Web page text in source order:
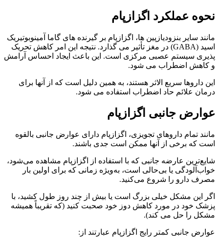
نحوه عملکرد اگزازپام
مانند سایر بنزودیازپین ها، اگزازپام بر گیرنده های گاما آمینوبوتیریک
اسید (GABA) در مغز تأثیر می گذارد. نتیجه این امر کاهش تحریک
پذیری سیستم عصبی مرکزی است. این باعث ایجاد احساس آرامش
و کاهش اضطراب می شود.
این داروها سریع الاثر هستند، به همین دلیل است که از آنها برای
درمان علائم حاد اضطراب استفاده می شود.
عوارض جانبی اگزازپام
مانند تمام داروهای تجویزی، اگزازپام دارای عوارض جانبی بالقوه
است که برخی از آنها ممکن است جدی باشند.
شایع‌ترین عارضه جانبی که با استفاده از اگزازپام مشاهده می‌شود،
خواب‌آلودگی یا بی‌حالی است، به‌ویژه زمانی که برای اولین بار
مصرف دارو را شروع می‌کنید.
اگر این مشکل خیلی بزرگ است یا بیش از چند روز طول کشید، با
پزشک خود در مورد کاهش دوز خود صحبت کنید (که تقریباً همیشه
مشکل را حل می کند).
عوارض جانبی کمتر رایج اگزازپام عبارتند از: